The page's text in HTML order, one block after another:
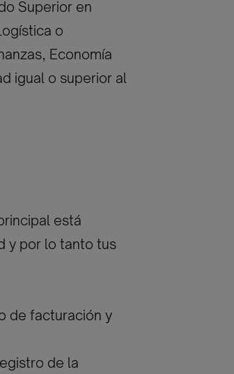
Superior en
o
Economía
igual o superior al
está
y por lo tanto tus
de facturación y
de la